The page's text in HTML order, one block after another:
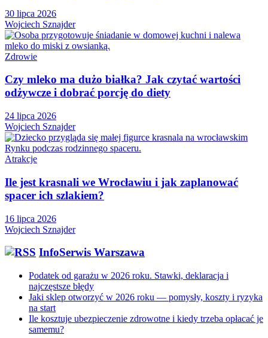
30 lipca 2026
Wojciech Sznajder
Zdrowie
Czy mleko ma dużo białka? Jak czytać wartości
odżywcze i dobrać porcję do diety
24 lipca 2026
Wojciech Sznajder
Atrakcje
Ile jest krasnali we Wrocławiu i jak zaplanować
spacer ich szlakiem?
16 lipca 2026
Wojciech Sznajder
InfoSerwis Warszawa
Podatek od garażu w 2026 roku. Stawki, deklaracja i
najczęstsze błędy
Jaki sklep otworzyć w 2026 roku — pomysły, koszty i ryzyka
na start
Ile kosztuje ubezpieczenie zdrowotne i kiedy trzeba opłacać je
samemu?